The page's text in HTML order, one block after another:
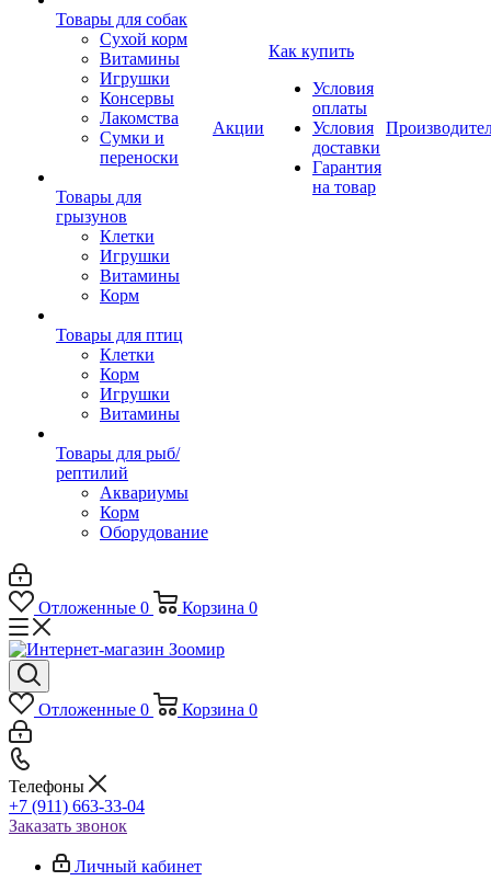
Товары для собак
Cухой корм
Витамины
Игрушки
Консервы
Лакомства
Сумки и
переноски
Товары для
грызунов
Клетки
Игрушки
Витамины
Корм
Товары для птиц
Клетки
Корм
Игрушки
Витамины
Товары для рыб/
рептилий
Аквариумы
Корм
Оборудование
Акции
Как купить
Условия
оплаты
Условия
доставки
Гарантия
на товар
Отложенные 0 Корзина 0
Отложенные 0 Корзина 0
Телефоны
+7 (911) 663-33-04
Заказать звонок
Личный кабинет